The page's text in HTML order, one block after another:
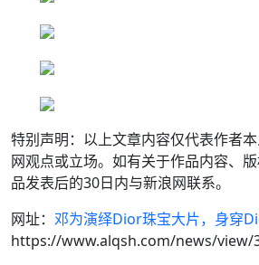
特别声明：以上文章内容仅代表作者
网观点或立场。如有关于作品内容、
品发表后的30日内与新浪网联系。
网址： 邓为演绎Dior珠宝大片，身穿
https://www.alqsh.com/news/view/